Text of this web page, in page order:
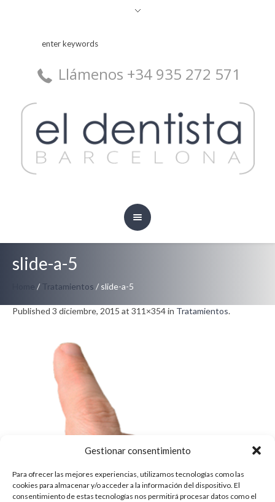
Gestionar consentimiento
Para ofrecer las mejores experiencias, utilizamos tecnologías como las
cookies para almacenar y/o acceder a la información del dispositivo. El
consentimiento de estas tecnologías nos permitirá procesar datos como el
Llámenos +34 935 272 571
slide-a-5
/ Tratamientos / slide-a-5
Published 3 diciembre, 2015 at 311×354 in Tratamientos.